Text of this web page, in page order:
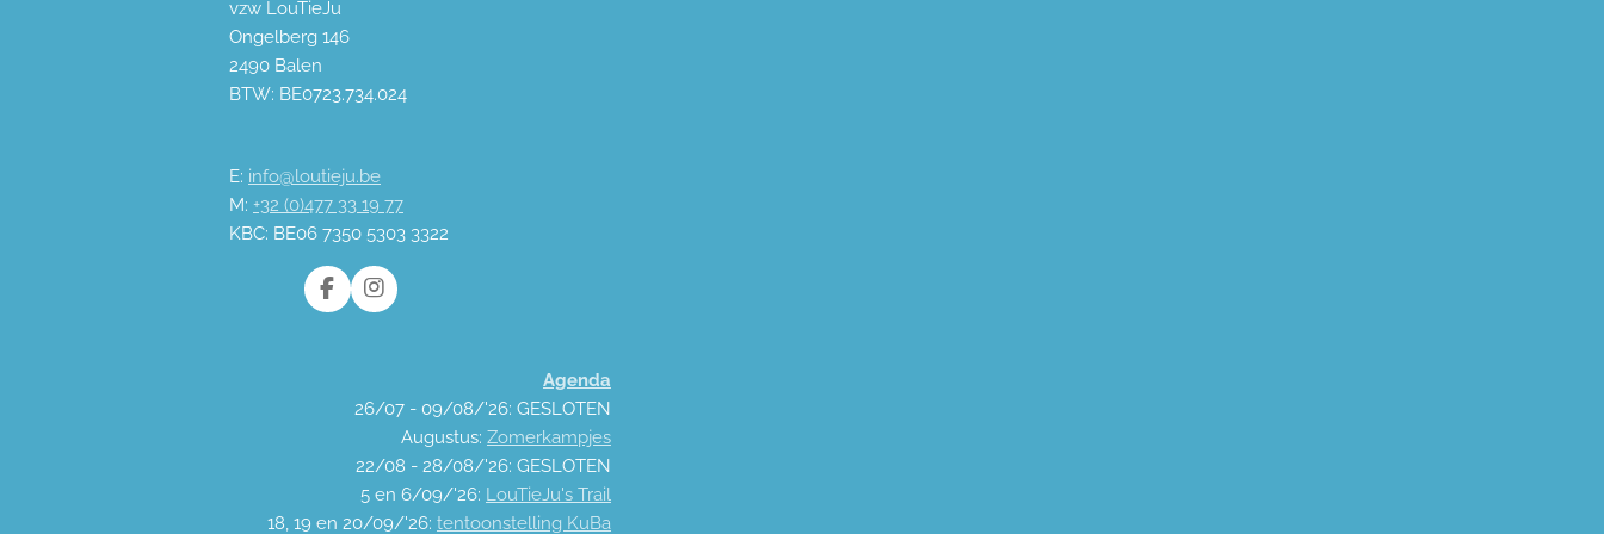
vzw LouTieJu
Ongelberg 146
2490 Balen
BTW: BE0723.734.024
E: info@loutieju.be
M: +32 (0)477 33 19 77
KBC: BE06 7350 5303 3322
F
a
I
n
g
m
Agenda
26/07 - 09/08/'26: GESLOTEN
Augustus: Zomerkampjes
22/08 - 28/08/'26: GESLOTEN
5 en 6/09/'26: LouTieJu's Trail
18, 19 en 20/09/'26: tentoonstelling KuBa